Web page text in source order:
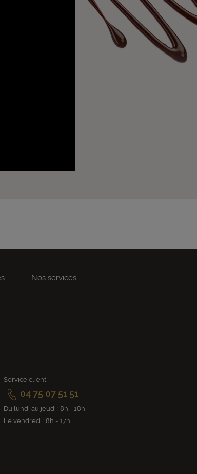
Nos services
Service client
04 75 07 51 51
Du lundi au jeudi : 8h - 18h
Le vendredi : 8h - 17h